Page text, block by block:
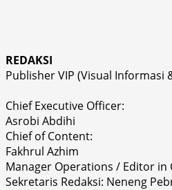
REDAKSI
Publisher VIP (Visual Informasi
Chief Executive Officer:
Asrobi Abdihi
Chief of Content:
Fakhrul Azhim
Manager Operations / Editor in
Sekretaris Redaksi: Neneng